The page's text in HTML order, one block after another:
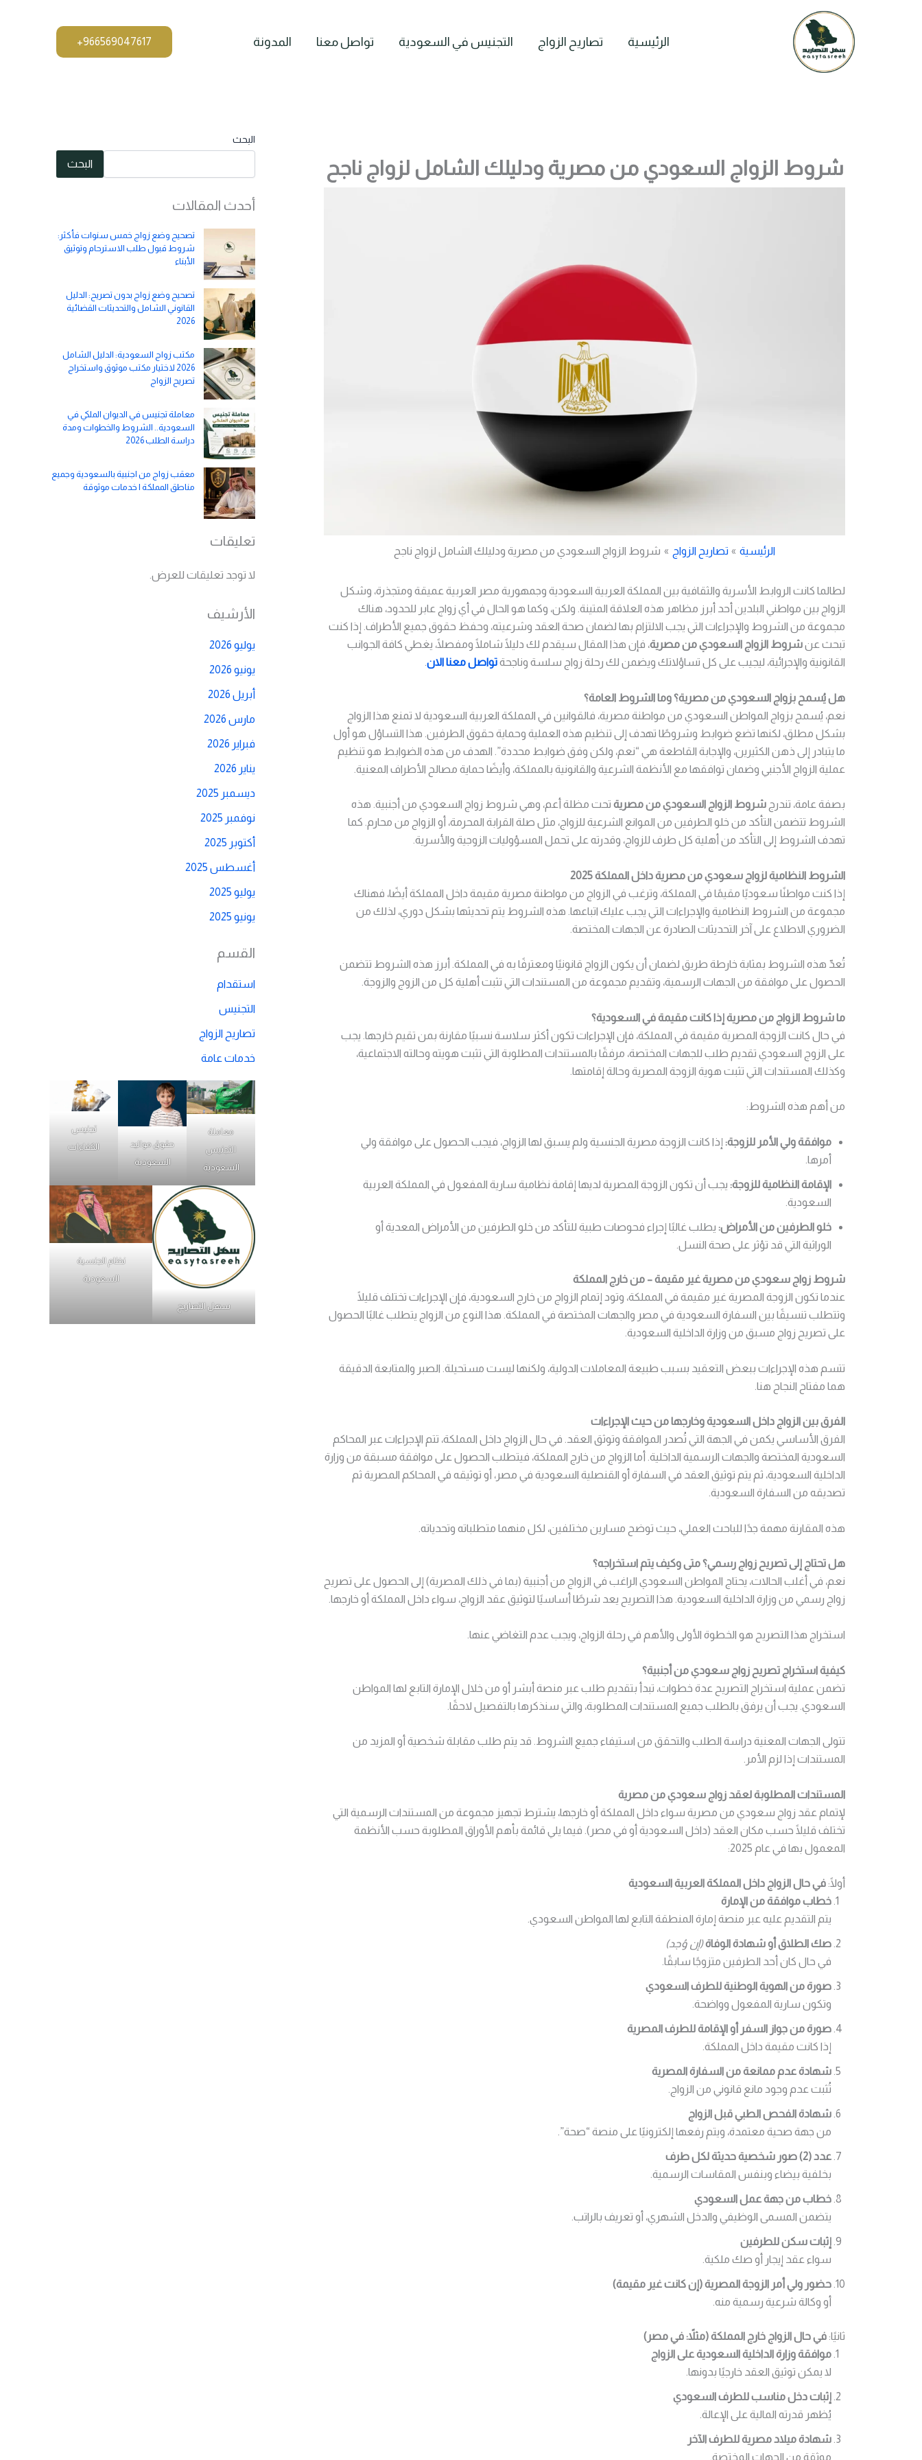
الرئيسية تصاريح الزواج التجنيس في السعودية تواصل معنا المدونة
شروط الزواج السعودي من مصرية ودليلك الشامل لزواج ناجح
الرئيسية تصاريح الزواج شروط الزواج السعودي من مصرية ودليلك الشامل لزواج ناجح
لطالما كانت الروابط الأسرية والثقافية بين المملكة العربية السعودية وجمهورية مصر العربية عميقة ومتجذرة، وشكل
الزواج بين مواطني البلدين أحد أبرز مظاهر هذه العلاقة المتينة. ولكن، وكما هو الحال في أي زواج عابر للحدود، هناك
مجموعة من الشروط والإجراءات التي يجب الالتزام بها لضمان صحة العقد وشرعيته، وحفظ حقوق جميع الأطراف. إذا كنت
تبحث عنشروط الزواج السعودي من مصرية، فإن هذا المقال سيقدم لك دليلًا شاملًا ومفصلًا، يغطي كافة الجوانب
القانونية والإجرائية، ليجيب على كل تساؤلاتك ويضمن لك رحلة زواج سلسة وناجحةتواصل معنا الان
هل يُسمح بزواج السعودي من مصرية؟ وما الشروط العامة؟
نعم، يُسمح بزواج المواطن السعودي من مواطنة مصرية، فالقوانين في المملكة العربية السعودية لا تمنع هذا الزواج
بشكل مطلق، لكنها تضع ضوابط وشروطًا تهدف إلى تنظيم هذه العملية وحماية حقوق الطرفين. هذا التساؤل هو أول
ما يتبادر إلى ذهن الكثيرين، والإجابة القاطعة هي “نعم، ولكن وفق ضوابط محددة”. الهدف من هذه الضوابط هو تنظيم
عملية الزواج الأجنبي وضمان توافقها مع الأنظمة الشرعية والقانونية بالمملكة، وأيضًا حماية مصالح الأطراف المعنية.
بصفة عامة، تندرج شروط الزواج السعودي من مصرية تحت مظلة أعم، وهي شروط زواج السعودي من أجنبية. هذه
الشروط تتضمن التأكد من خلو الطرفين من الموانع الشرعية للزواج، مثل صلة القرابة المحرمة، أو الزواج من محارم. كما
تهدف الشروط إلى التأكد من أهلية كل طرف للزواج، وقدرته على تحمل المسؤوليات الزوجية والأسرية.
الشروط النظامية لزواج سعودي من مصرية داخل المملكة 2025
إذا كنت مواطنًا سعوديًا مقيمًا في المملكة، وترغب في الزواج من مواطنة مصرية مقيمة داخل المملكة أيضًا، فهناك
مجموعة من الشروط النظامية والإجراءات التي يجب عليك اتباعها. هذه الشروط يتم تحديثها بشكل دوري، لذلك من
الضروري الاطلاع على آخر التحديثات الصادرة عن الجهات المختصة.
تُعدّ هذه الشروط بمثابة خارطة طريق لضمان أن يكون الزواج قانونيًا ومعترفًا به في المملكة. أبرز هذه الشروط تتضمن
الحصول على موافقة من الجهات الرسمية، وتقديم مجموعة من المستندات التي تثبت أهلية كل من الزوج والزوجة.
ما شروط الزواج من مصرية إذا كانت مقيمة في السعودية؟
في حال كانت الزوجة المصرية مقيمة في المملكة، فإن الإجراءات تكون أكثر سلاسة نسبيًا مقارنة بمن تقيم خارجها. يجب
على الزوج السعودي تقديم طلب للجهات المختصة، مرفقًا بالمستندات المطلوبة التي تثبت هويته وحالته الاجتماعية،
وكذلك المستندات التي تثبت هوية الزوجة المصرية وحالة إقامتها.
من أهم هذه الشروط:
موافقة ولي الأمر للزوجة: إذا كانت الزوجة مصرية الجنسية ولم يسبق لها الزواج، فيجب الحصول على موافقة ولي
أمرها.
الإقامة النظامية للزوجة: يجب أن تكون الزوجة المصرية لديها إقامة نظامية سارية المفعول في المملكة العربية
السعودية.
خلو الطرفين من الأمراض: يطلب غالبًا إجراء فحوصات طبية للتأكد من خلو الطرفين من الأمراض المعدية أو
الوراثية التي قد تؤثر على صحة النسل.
شروط زواج سعودي من مصرية غير مقيمة – من خارج المملكة
عندما تكون الزوجة المصرية غير مقيمة في المملكة، وتود إتمام الزواج من خارج السعودية، فإن الإجراءات تختلف قليلًا
وتتطلب تنسيقًا بين السفارة السعودية في مصر والجهات المختصة في المملكة. هذا النوع من الزواج يتطلب غالبًا الحصول
على تصريح زواج مسبق من وزارة الداخلية السعودية.
تتسم هذه الإجراءات ببعض التعقيد بسبب طبيعة المعاملات الدولية، ولكنها ليست مستحيلة. الصبر والمتابعة الدقيقة
هما مفتاح النجاح هنا.
الفرق بين الزواج داخل السعودية وخارجها من حيث الإجراءات
الفرق الأساسي يكمن في الجهة التي تُصدر الموافقة وتوثق العقد. في حال الزواج داخل المملكة، تتم الإجراءات عبر المحاكم
السعودية المختصة والجهات الرسمية الداخلية. أما الزواج من خارج المملكة، فيتطلب الحصول على موافقة مسبقة من وزارة
الداخلية السعودية، ثم يتم توثيق العقد في السفارة أو القنصلية السعودية في مصر، أو توثيقه في المحاكم المصرية ثم
تصديقه من السفارة السعودية.
هذه المقارنة مهمة جدًا للباحث العملي، حيث توضح مسارين مختلفين، لكل منهما متطلباته وتحدياته.
هل تحتاج إلى تصريح زواج رسمي؟ متى وكيف يتم استخراجه؟
نعم، في أغلب الحالات، يحتاج المواطن السعودي الراغب في الزواج من أجنبية (بما في ذلك المصرية) إلى الحصول على تصريح
زواج رسمي من وزارة الداخلية السعودية. هذا التصريح يعد شرطًا أساسيًا لتوثيق عقد الزواج، سواء داخل المملكة أو خارجها.
استخراج هذا التصريح هو الخطوة الأولى والأهم في رحلة الزواج، ويجب عدم التغاضي عنها.
كيفية استخراج تصريح زواج سعودي من أجنبية؟
تضمن عملية استخراج التصريح عدة خطوات، تبدأ بتقديم طلب عبر منصة أبشر أو من خلال الإمارة التابع لها المواطن
السعودي. يجب أن يرفق بالطلب جميع المستندات المطلوبة، والتي سنذكرها بالتفصيل لاحقًا.
تتولى الجهات المعنية دراسة الطلب والتحقق من استيفاء جميع الشروط. قد يتم طلب مقابلة شخصية أو المزيد من
المستندات إذا لزم الأمر.
المستندات المطلوبة لعقد زواج سعودي من مصرية
لإتمام عقد زواج سعودي من مصرية سواء داخل المملكة أو خارجها، يشترط تجهيز مجموعة من المستندات الرسمية التي
تختلف قليلًا حسب مكان العقد (داخل السعودية أو في مصر). فيما يلي قائمة بأهم الأوراق المطلوبة حسب الأنظمة
المعمول بها في عام 2025:
أولًا: في حال الزواج داخل المملكة العربية السعودية
خطاب موافقة من الإمارة
يتم التقديم عليه عبر منصة إمارة المنطقة التابع لها المواطن السعودي.
صك الطلاق أو شهادة الوفاة(إن وُجد)
في حال كان أحد الطرفين متزوجًا سابقًا.
صورة من الهوية الوطنية للطرف السعودي
وتكون سارية المفعول وواضحة.
صورة من جواز السفر أو الإقامة للطرف المصرية
إذا كانت مقيمة داخل المملكة.
شهادة عدم ممانعة من السفارة المصرية
تُثبت عدم وجود مانع قانوني من الزواج.
شهادة الفحص الطبي قبل الزواج
من جهة صحية معتمدة، ويتم رفعها إلكترونيًا على منصة “صحة”.
عدد (2) صور شخصية حديثة لكل طرف
بخلفية بيضاء وبنفس المقاسات الرسمية.
خطاب من جهة عمل السعودي
يتضمن المسمى الوظيفي والدخل الشهري، أو تعريف بالراتب.
إثبات سكن للطرفين
سواء عقد إيجار أو صك ملكية.
حضور ولي أمر الزوجة المصرية (إن كانت غير مقيمة)
أو وكالة شرعية رسمية منه.
ثانيًا: في حال الزواج خارج المملكة (مثلاً: في مصر)
موافقة وزارة الداخلية السعودية على الزواج
لا يمكن توثيق العقد خارجيًا بدونها.
إثبات دخل مناسب للطرف السعودي
يُظهر قدرته المالية على الإعالة.
شهادة ميلاد مصرية للطرف الآخر
موثقة من الجهات المختصة.
البحث
البحث
أحدث المقالات
تصحيح وضع زواج خمس سنوات فأكثر:
شروط قبول طلب الاسترحام وتوثيق
الأبناء
تصحيح وضع زواج بدون تصريح: الدليل
القانوني الشامل والتحديثات القضائية
2026
مكتب زواج السعودية: الدليل الشامل
2026 لاختيار مكتب موثوق واستخراج
تصريح الزواج
معاملة تجنيس في الديوان الملكي في
السعودية.. الشروط والخطوات ومدة
دراسة الطلب 2026
معقب زواج من اجنبية بالسعودية وجميع
مناطق المملكة | خدمات موثوقة
تعليقات
لا توجد تعليقات للعرض.
الأرشيف
يوليو 2026
يونيو 2026
أبريل 2026
مارس 2026
فبراير 2026
يناير 2026
ديسمبر 2025
نوفمبر 2025
أكتوبر 2025
أغسطس 2025
يوليو 2025
يونيو 2025
القسم
استقدام
التجنيس
تصاريح الزواج
خدمات عامة
معاملة
التجنيس
السعودية
حقوق مواليد
السعودية
تجنيس
الكفاءات
سهل التصاريح
نظام الجنسية
السعودية